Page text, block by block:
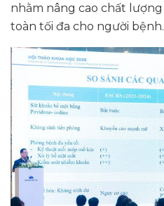
nhằm nâng cao chất
toàn tối đa cho người bệnh.